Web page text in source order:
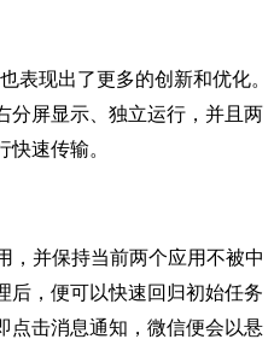
表现出了更多的创新和优化。
分屏显示、独立运行，并且两
速传输。
，并保持当前两个应用不被中
后，便可以快速回归初始任务
点击消息通知，微信便会以悬